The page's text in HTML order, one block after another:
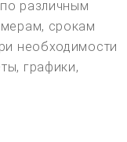
различным
срокам
необходимости
графики,